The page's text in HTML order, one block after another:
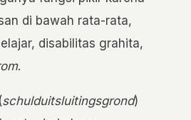
di bawah rata-rata,
disabilitas grahita,
.
schulduitsluitingsgrond)